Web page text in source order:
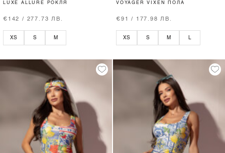
LUXE ALLURE РОКЛЯ
€142 / 277.73 ЛВ.
XS S M
VOYAGER VIXEN ПОЛА
€91 / 177.98 ЛВ.
XS S M L